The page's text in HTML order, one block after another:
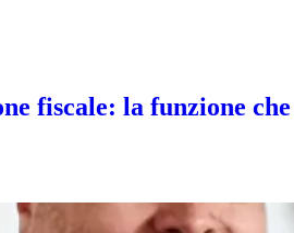
tutti i post di FatturaPro su Substack
fiscale: la funzione